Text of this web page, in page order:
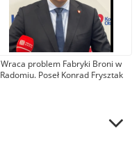
Wraca problem Fabryki Broni w
Radomiu. Poseł Konrad Frysztak